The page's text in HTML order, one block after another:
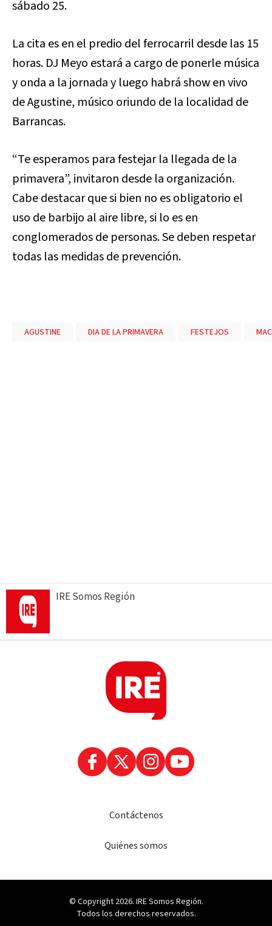
sábado 25.
La cita es en el predio del ferrocarril desde las 15
horas. DJ Meyo estará a cargo de ponerle música
y onda a la jornada y luego habrá show en vivo
de Agustine, músico oriundo de la localidad de
Barrancas.
“Te esperamos para festejar la llegada de la
primavera”, invitaron desde la organización.
Cabe destacar que si bien no es obligatorio el
uso de barbijo al aire libre, si lo es en
conglomerados de personas. Se deben respetar
todas las medidas de prevención.
AGUSTINE DIA DE LA PRIMAVERA FESTEJOS
IRE Somos Región
Contáctenos
Quiénes somos
© Copyright 2026. IRE Somos Región.
Todos los derechos reservados.